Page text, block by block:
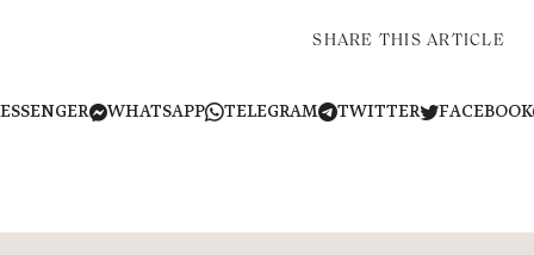
SHARE THIS ARTICLE
TWITTER
TELEGRAM
WHATSAPP
MESSENGER